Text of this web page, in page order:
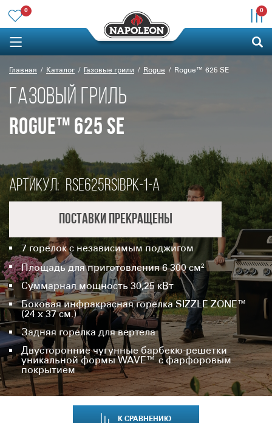
0 0
Главная Каталог Газовые грили Rogue Rogue™ 625 SE
ГАЗОВЫЙ ГРИЛЬ
ROGUE™ 625 SE
Артикул: RSE625RSIBPK-1-A
Поставки прекращены
7 горелок с независимым поджигом
Площадь для приготовления 6 300 см²
Суммарная мощность 30,25 кВт
Боковая инфракрасная горелка SIZZLE ZONE™
(24 х 37 см.)
Задняя горелка для вертела
Двусторонние чугунные барбекю-решетки
уникальной формы WAVE™ с фарфоровым
покрытием
К СРАВНЕНИЮ